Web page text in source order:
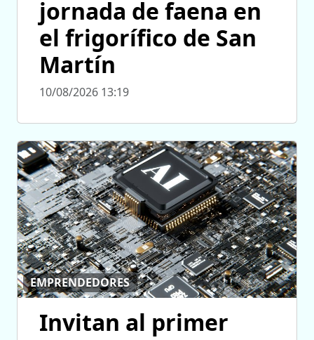
jornada de faena en
el frigorífico de San
Martín
10/08/2026 13:19
EMPRENDEDORES
Invitan al primer